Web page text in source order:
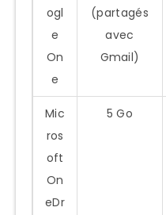
ogl
e
On
e
(partagés
avec
Gmail)
Mic
ros
oft
On
eDr
5 Go